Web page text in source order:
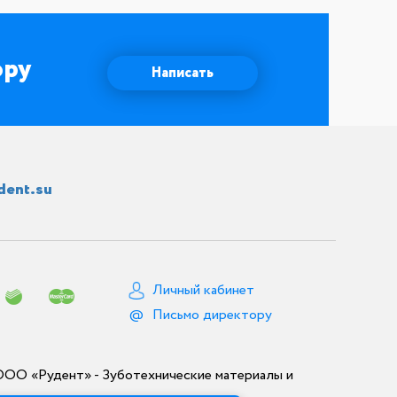
Написать
Личный кабинет
Письмо директору
«Рудент» - Зуботехнические материалы и